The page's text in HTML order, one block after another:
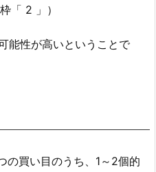
「 2 」）
能性が高いということで
の買い目のうち、1～2個的